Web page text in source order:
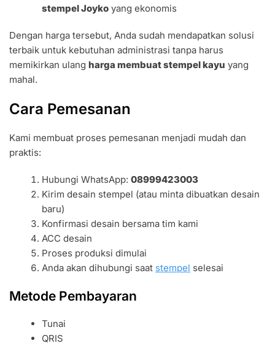
stempel Joyko yang ekonomis
Dengan harga tersebut, Anda sudah mendapatkan solusi
terbaik untuk kebutuhan administrasi tanpa harus
memikirkan ulang harga membuat stempel kayu yang
mahal.
Cara Pemesanan
Kami membuat proses pemesanan menjadi mudah dan
praktis:
Hubungi WhatsApp:08999423003
Kirim desain stempel (atau minta dibuatkan desain
baru)
Konfirmasi desain bersama tim kami
ACC desain
Proses produksi dimulai
Anda akan dihubungi saat stempel selesai
Metode Pembayaran
Tunai
QRIS